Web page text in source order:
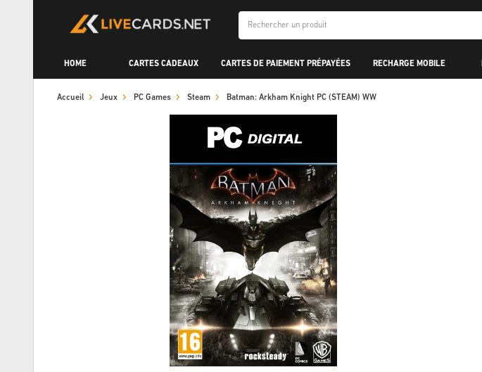
HOME CARTES CADEAUX CARTES DE PAIEMENT PRÉPAYÉES RECHARGE MOBILE
Accueil Jeux PC Games Steam Batman: Arkham Knight PC (STEAM) WW